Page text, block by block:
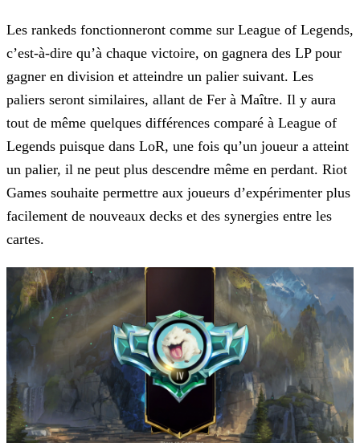
Les rankeds fonctionneront comme sur League of Legends,
c’est-à-dire qu’à chaque victoire, on gagnera des LP pour
gagner en division et atteindre un palier suivant. Les
paliers seront similaires, allant de Fer à Maître. Il y aura
tout de même quelques différences comparé à League of
Legends puisque dans LoR, une fois qu’un joueur a atteint
un palier, il ne peut plus descendre même en perdant. Riot
Games souhaite permettre aux joueurs d’expérimenter plus
facilement de nouveaux decks et des synergies entre les
cartes.